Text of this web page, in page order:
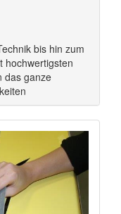
bis hin zum
hochwertigsten
das ganze